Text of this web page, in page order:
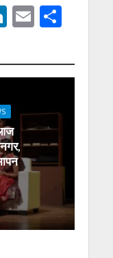
Li
k
e
dI
n
E
ai
l
S
ar
e